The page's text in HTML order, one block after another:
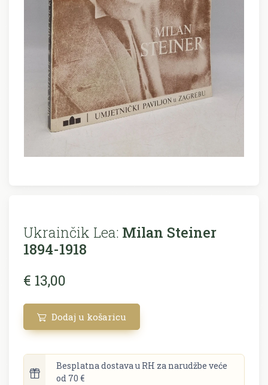
Ukrainčik Lea: Milan Steiner
1894-1918
€ 13,00
Dodaj u košaricu
Besplatna dostava u RH za narudžbe veće
od 70 €